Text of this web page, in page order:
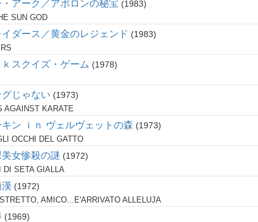
アーク／アポロンの秘宝 1983
SUN GOD
ダース／黄金のレジェンド 1983
スクイズ・ゲーム 1978
じゃない 1973
AGAINST KARATE
ン ｉｎ ヴェルヴェットの森 1973
OCCHI DEL GATTO
女惨殺の謎 1972
DI SETA GIALLA
1972
AMICO...E'ARRIVATO ALLELUJA
1969